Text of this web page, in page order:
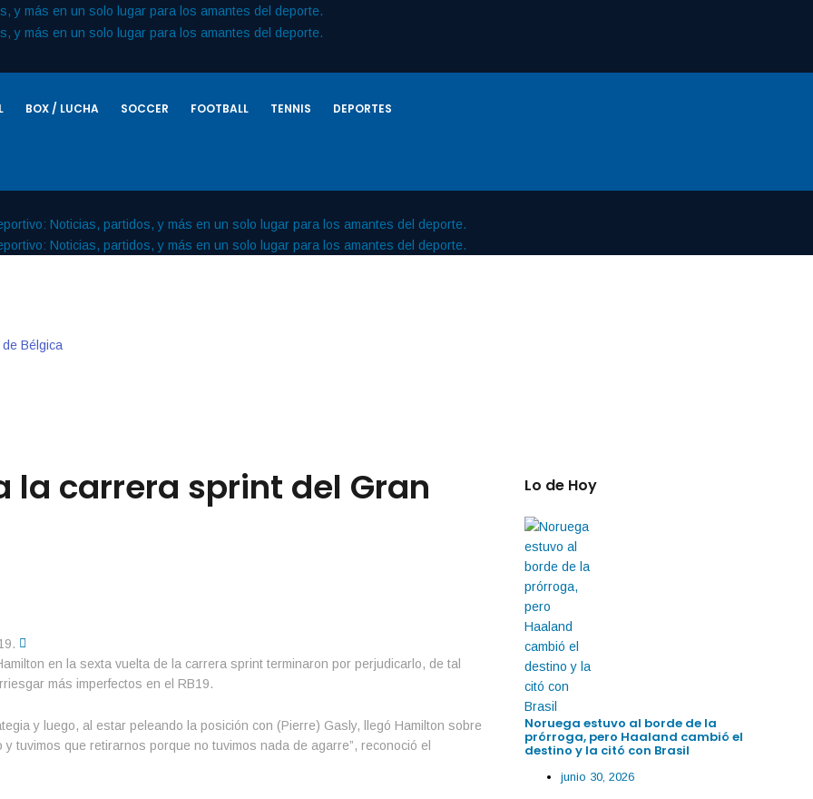
BOX / LUCHA SOCCER FOOTBALL TENNIS DEPORTES
Bélgica
la carrera sprint del Gran
en la sexta vuelta de la carrera sprint terminaron por perjudicarlo, de tal
más imperfectos en el RB19.
y luego, al estar peleando la posición con (Pierre) Gasly, llegó Hamilton sobre
tuvimos que retirarnos porque no tuvimos nada de agarre”, reconoció el
Lo de Hoy
Noruega estuvo al borde de la
prórroga, pero Haaland cambió el
destino y la citó con Brasil
junio 30, 2026